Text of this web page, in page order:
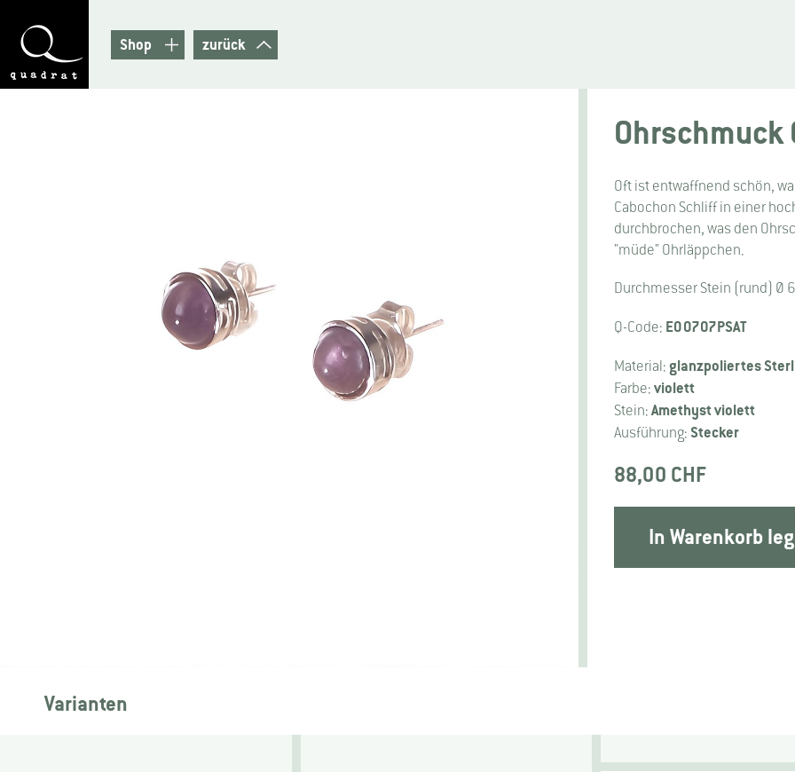
Shop zurück
Ohrschmuck
Oft ist entwaffnend schön,
Cabochon Schliff in einer
durchbrochen, was den
"müde" Ohrläppchen.
Durchmesser Stein (rund) Ø
Q-Code: E00707PSAT
Material:glanzpoliertes
Farbe:violett
Stein:Amethyst violett
Ausführung: Stecker
88,00 CHF
In Warenkorb
Varianten